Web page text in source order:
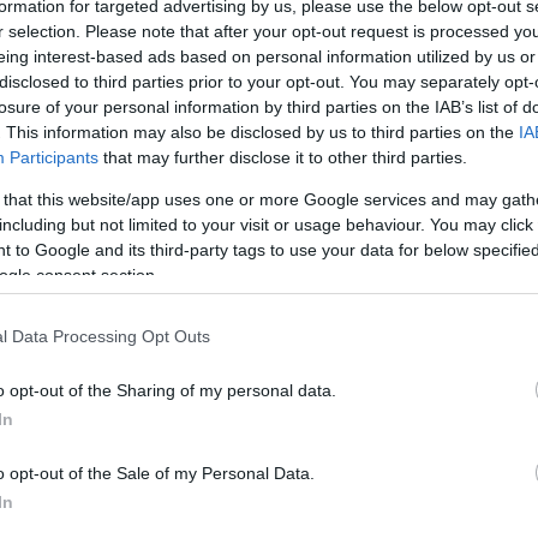
for targeted advertising by us, please use the below opt-out
selection. Please note that after your opt-out request is processed
interest-based ads based on personal information utilized by us
to third parties prior to your opt-out. You may separately
of your personal information by third parties on the IAB’s list of
This information may also be disclosed by us to third parties on the
Participants that may further disclose it to other third parties.
that this website/app uses one or more Google services and may
but not limited to your visit or usage behaviour. You may
to Google and its third-party tags to use your data for below
consent section.
Data Processing Opt Outs
opt-out of the Sharing of my personal data.
opt-out of the Sale of my Personal Data.
Lucius útját követi nyomon, aki magában hordozza
és mélyebb történetvezetést ad a folytatáshoz, amely
társadalmi árnyalataiba.
az új részben, bár a történet fókusza Luciuson lesz.
alapján Maximus karaktere is jelentős hatással lesz
szerepében, az ő öröksége és példája meghatározó
az első részben is kulcsfontosságú karakter volt, a
császár szerepét, a hatalomért folytatott küzdelmet és a
hozzájárulnak az epikus történet kibontakozásához.
csatajelenetekkel készül, amelyek már az